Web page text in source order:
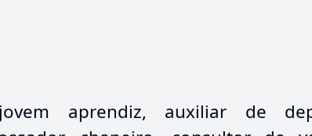
aprendiz, auxiliar de